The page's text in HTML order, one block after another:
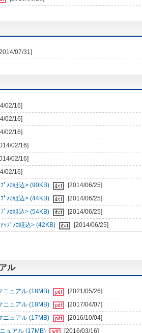
07/31]
02/16]
02/16]
02/16]
02/16]
02/16]
02/16]
ﾟﾒｶ組込> (90KB)
[2014/06/25]
ﾟﾒｶ組込> (44KB)
[2014/06/25]
ﾟﾒｶ組込> (54KB)
[2014/06/25]
ｯﾌﾟﾒｶ組込> (42KB)
[2014/06/25]
ル
ニュアル (18MB)
[2021/05/26]
ニュアル (18MB)
[2017/04/07]
ニュアル (17MB)
[2016/10/04]
ュアル (17MB)
[2016/03/16]